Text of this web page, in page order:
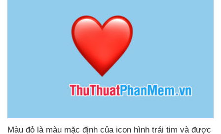
Màu đỏ là màu mặc định của icon hình trái tim và được